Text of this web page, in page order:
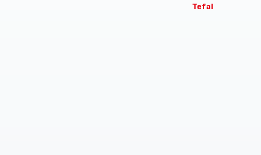
Tefal